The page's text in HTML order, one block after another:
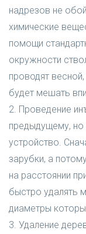
надрезов не
химические
помощи
окружности
проводят
будет мешать
2. Проведение
предыдущему, но
устройство.
зарубки, а
на расстоянии
быстро удалять
диаметры
3. Удаление